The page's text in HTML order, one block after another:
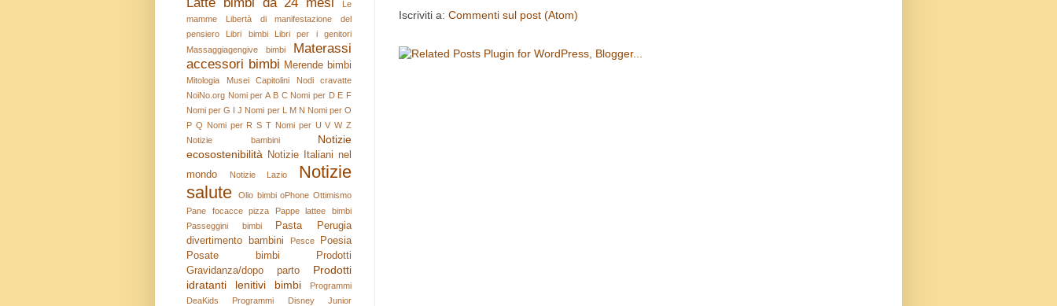
Iscriviti a: Commenti sul post (Atom)
Le
mamme
Libertà di manifestazione del
pensiero
Libri bimbi
Libri per i genitori
Massaggiagengive bimbi
Materassi
accessori bimbi Merende bimbi
Mitologia Musei Capitolini
Nodi cravatte
NoiNo.org Nomi per A B C Nomi per D E F
Nomi per G I J Nomi per L M N Nomi per O
P Q Nomi per R S T Nomi per U V W Z
Notizie bambini
Notizie
ecosostenibilità
Notizie Italiani nel
mondo
Notizie Lazio
Notizie
salute
Olio bimbi oPhone Ottimismo
Pane focacce pizza
Pappe lattee bimbi
Passeggini bimbi
Pasta
Perugia
divertimento bambini
Pesce
Poesia
Posate bimbi
Prodotti
Gravidanza/dopo parto
Prodotti
idratanti lenitivi bimbi
Programmi
DeaKids
Programmi Disney Junior